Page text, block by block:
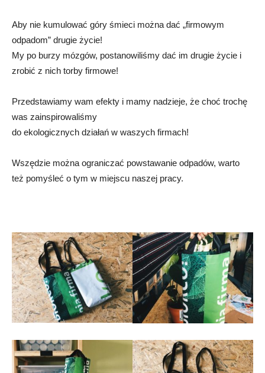
Aby nie kumulować góry śmieci można dać „firmowym
odpadom” drugie życie!
My po burzy mózgów, postanowiliśmy dać im drugie życie i
zrobić z nich torby firmowe!
Przedstawiamy wam efekty i mamy nadzieje, że choć trochę
was zainspirowaliśmy
do ekologicznych działań w waszych firmach!
Wszędzie można ograniczać powstawanie odpadów, warto
też pomyśleć o tym w miejscu naszej pracy.